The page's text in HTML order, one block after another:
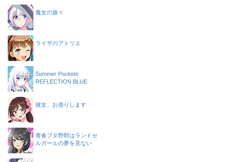
魔女の旅々
ライザのアトリエ
Summer Pockets
REFLECTION BLUE
彼女、お借りします
青春ブタ野郎はランドセ
ルガールの夢を見ない